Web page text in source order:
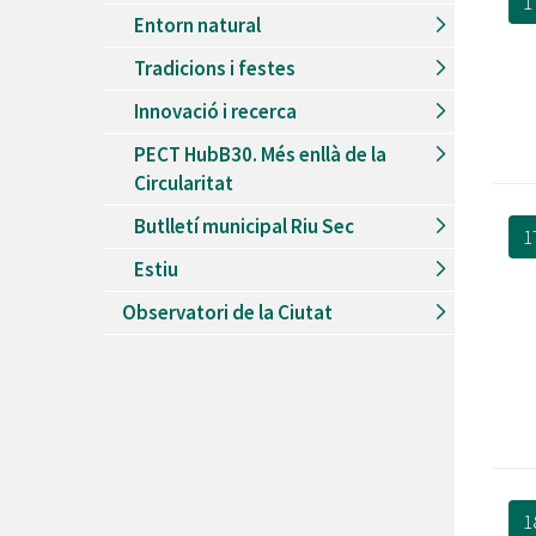
Entorn natural
Tradicions i festes
Innovació i recerca
PECT HubB30. Més enllà de la
Circularitat
Butlletí municipal Riu Sec
Estiu
Observatori de la Ciutat